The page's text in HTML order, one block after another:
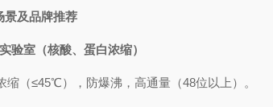
景及品牌推荐
验室（核酸、蛋白浓缩）
缩（≤45℃），防爆沸，高通量（48位以上）。